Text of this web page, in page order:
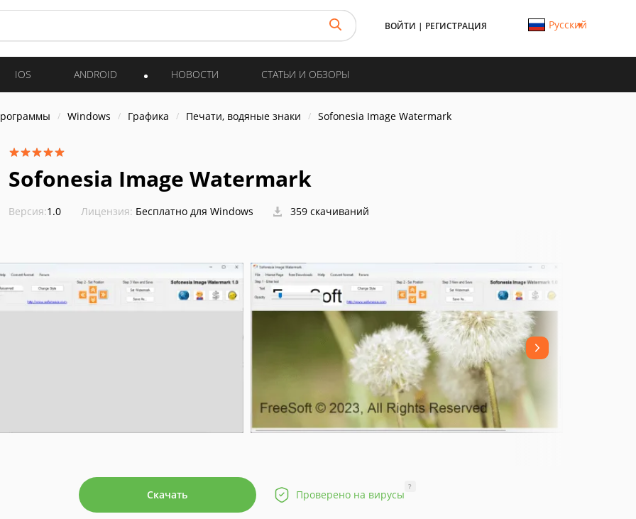
ВОЙТИ | РЕГИСТРАЦИЯ Русский
IOS ANDROID НОВОСТИ СТАТЬИ И ОБЗОРЫ
Windows Графика Печати, водяные знаки Sofonesia Image Watermark
Sofonesia Image Watermark
Версия:1.0 Лицензия: Бесплатно для Windows 359 скачиваний
Скачать Проверено на вирусы
?